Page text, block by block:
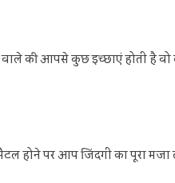
वाले की आपसे कुछ इच्छाएं होती है
पर आप जिंदगी का पूरा मजा